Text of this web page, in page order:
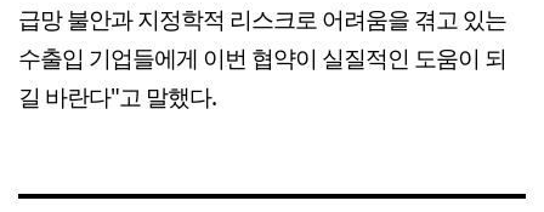
급망 불안과 지정학적 리스크로 어려움을 겪고 있는
수출입 기업들에게 이번 협약이 실질적인 도움이 되
길 바란다"고 말했다.